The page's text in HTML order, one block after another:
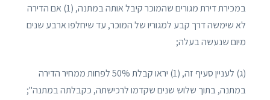
במכירת דירת מגורים שהמוכר קיבל אותה במתנה, (1) אם הדירה
לא שימשה דרך קבע למגוריו של המוכר, עד שיחלפו ארבע שנים
מיום שנעשה בעלה;
(ג) לעניין סעיף זה, (1) יראו קבלת 50% לפחות ממחיר הדירה
במתנה, בתוך שלוש שנים שקדמו לרכישתה, כקבלתה במתנה";